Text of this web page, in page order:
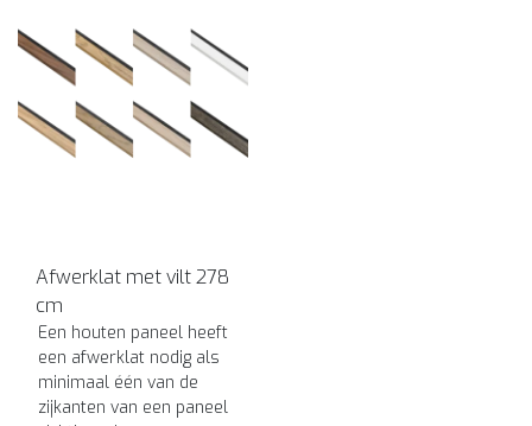
Afwerklat met vilt 278
cm
Een houten paneel heeft
een afwerklat nodig als
minimaal één van de
zijkanten van een paneel